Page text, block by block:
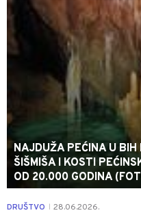
NAJDUŽA PEĆINA U
ŠIŠMIŠA I KOSTI
OD 20.000 GODINA
DRUŠTVO 28.06.2026.